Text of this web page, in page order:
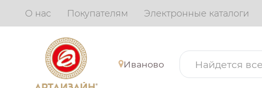
О нас Покупателям Электронные каталоги
Иваново